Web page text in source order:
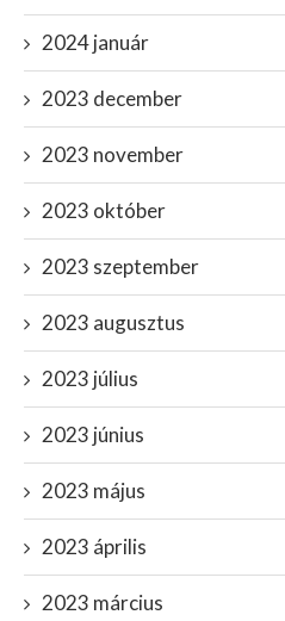
2024 január
2023 december
2023 november
2023 október
2023 szeptember
2023 augusztus
2023 július
2023 június
2023 május
2023 április
2023 március